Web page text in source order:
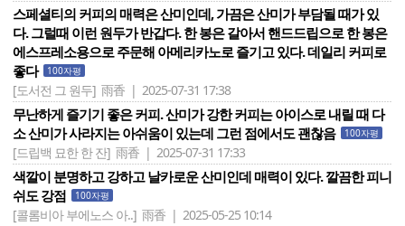
스페셜티의 커피의 매력은 산미인데, 가끔은 산미가 부담될 때가 있
다. 그럴때 이런 원두가 반갑다. 한 봉은 갈아서 핸드드립으로 한 봉은
에스프레소용으로 주문해 아메리카노로 즐기고 있다. 데일리 커피로
좋다
100자평
[도서전 그 원두] 雨香 | 2025-07-31 17:38
무난하게 즐기기 좋은 커피. 산미가 강한 커피는 아이스로 내릴 때 다
소 산미가 사라지는 아쉬움이 있는데 그런 점에서도 괜찮음
100자평
[드립백 묘한 한 잔] 雨香 | 2025-07-31 17:33
색깔이 분명하고 강하고 날카로운 산미인데 매력이 있다. 깔끔한 피니
쉬도 강점
100자평
[콜롬비아 부에노스 아..] 雨香 | 2025-05-25 10:14